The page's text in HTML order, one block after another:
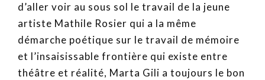
d’aller voir au sous sol le travail de la jeune
artiste Mathile Rosier qui a la même
démarche poétique sur le travail de mémoire
et l’insaisissable frontière qui existe entre
théâtre et réalité, Marta Gili a toujours le bon